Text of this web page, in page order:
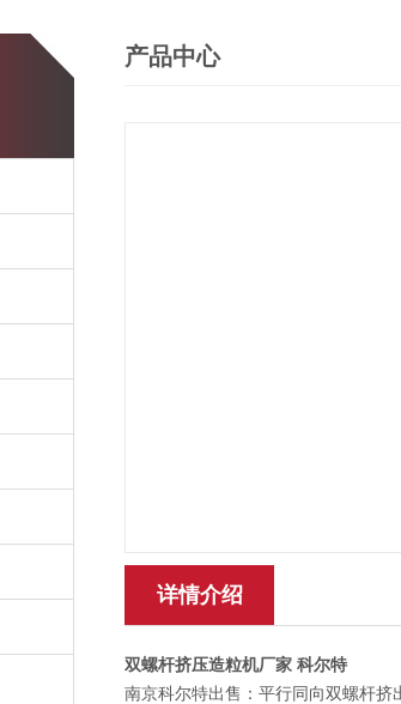
产品中心
详情介绍
双螺杆挤压造粒机厂家 科尔特
南京科尔特出售：平行同向双螺杆